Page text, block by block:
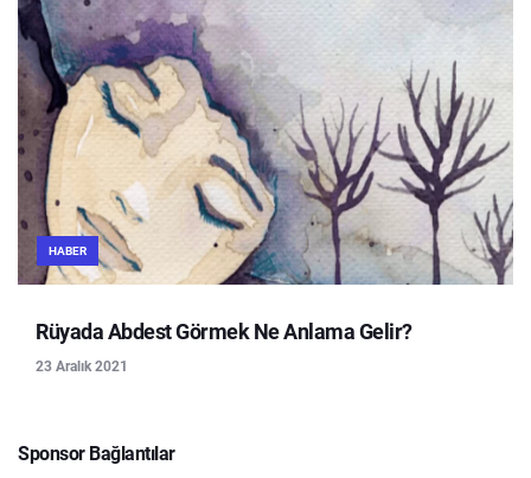
HABER
Rüyada Abdest Görmek Ne Anlama Gelir?
23 Aralık 2021
Sponsor Bağlantılar